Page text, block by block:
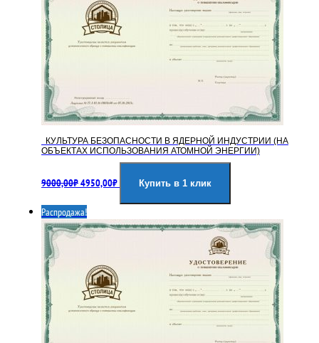
КУЛЬТУРА БЕЗОПАСНОСТИ В ЯДЕРНОЙ ИНДУСТРИИ (НА
ОБЪЕКТАХ ИСПОЛЬЗОВАНИЯ АТОМНОЙ ЭНЕРГИИ)
9000,00₽цена
9000,00₽.
4950,00₽цена:
Купить в 1 клик
Распродажа!